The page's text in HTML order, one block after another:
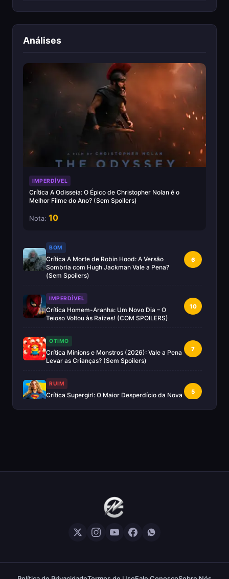
Análises
IMPERDÍVEL
Crítica A Odisseia: O Épico de Christopher Nolan é o
Melhor Filme do Ano? (Sem Spoilers)
Nota: 10
BOM
Crítica A Morte de Robin Hood: A Versão
Sombria com Hugh Jackman Vale a Pena?
(Sem Spoilers)
6
IMPERDÍVEL
Crítica Homem-Aranha: Um Novo Dia – O
Teioso Voltou às Raízes! (COM SPOILERS)
10
OTIMO
Crítica Minions e Monstros (2026): Vale a Pena
Levar as Crianças? (Sem Spoilers)
7
RUIM
Crítica Supergirl: O Maior Desperdício da Nova
5
Crítica O Mandaloriano e Grogu: A Aventura
Perfeita de Star Wars? — Sem Spoilers
RUIM